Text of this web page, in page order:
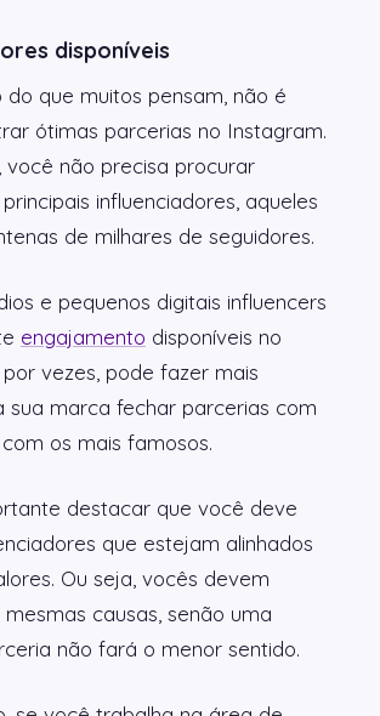
disponíveis
do que muitos pensam, não é
ótimas parcerias no Instagram.
você não precisa procurar
influenciadores, aqueles
de milhares de seguidores.
e pequenos digitais influencers
engajamento disponíveis no
vezes, pode fazer mais
sua marca fechar parcerias com
os mais famosos.
destacar que você deve
que estejam alinhados
Ou seja, vocês devem
causas, senão uma
não fará o menor sentido.